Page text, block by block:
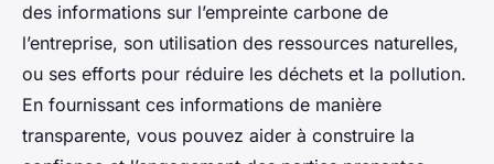
des informations sur l’empreinte carbone de
l’entreprise, son utilisation des ressources naturelles,
ou ses efforts pour réduire les déchets et la pollution.
En fournissant ces informations de manière
transparente, vous pouvez aider à construire la